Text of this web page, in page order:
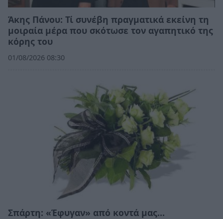
Άκης Πάνου: Τί συνέβη πραγματικά εκείνη τη
μοιραία μέρα που σκότωσε τον αγαπητικό της
κόρης του
01/08/2026 08:30
Σπάρτη: «Έφυγαν» από κοντά μας…